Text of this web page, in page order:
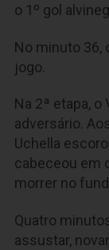
o 1º gol
No minuto 36,
jogo.
Na 2ª etapa,
adversário.
Uchella
cabeceou em
morrer no
Quatro
assustar,